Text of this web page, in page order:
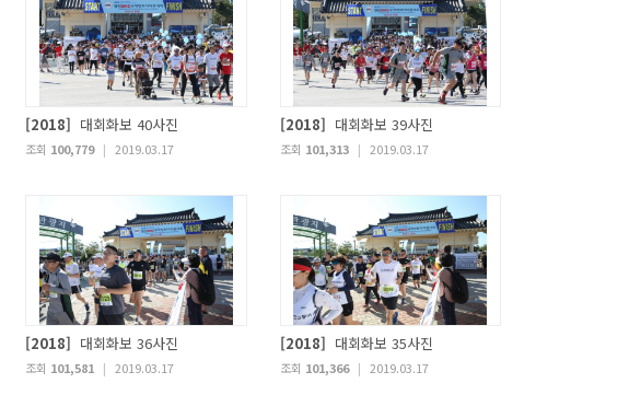
[2018] 대회화보 40사진
조회 100,779 | 2019.03.17
[2018] 대회화보 39사진
조회 101,313 | 2019.03.17
[2018] 대회화보 36사진
조회 101,581 | 2019.03.17
[2018] 대회화보 35사진
조회 101,366 | 2019.03.17